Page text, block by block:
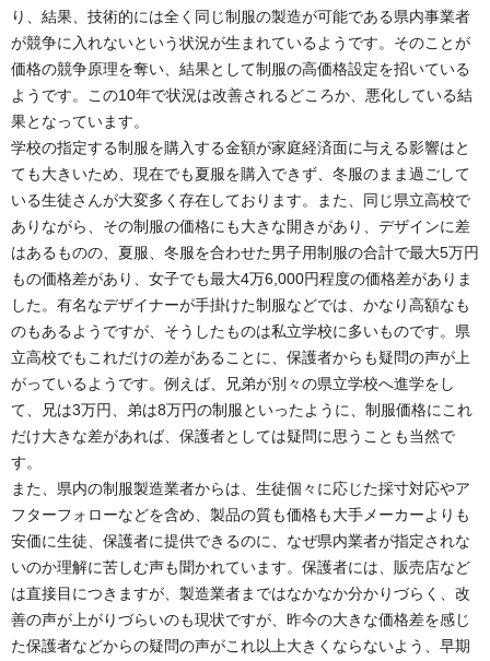
り、結果、技術的には全く同じ制服の製造が可能である県内事業者
が競争に入れないという状況が生まれているようです。そのことが
価格の競争原理を奪い、結果として制服の高価格設定を招いている
ようです。この10年で状況は改善されるどころか、悪化している結
果となっています。
学校の指定する制服を購入する金額が家庭経済面に与える影響はと
ても大きいため、現在でも夏服を購入できず、冬服のまま過ごして
いる生徒さんが大変多く存在しております。また、同じ県立高校で
ありながら、その制服の価格にも大きな開きがあり、デザインに差
はあるものの、夏服、冬服を合わせた男子用制服の合計で最大5万円
もの価格差があり、女子でも最大4万6,000円程度の価格差がありま
した。有名なデザイナーが手掛けた制服などでは、かなり高額なも
のもあるようですが、そうしたものは私立学校に多いものです。県
立高校でもこれだけの差があることに、保護者からも疑問の声が上
がっているようです。例えば、兄弟が別々の県立学校へ進学をし
て、兄は3万円、弟は8万円の制服といったように、制服価格にこれ
だけ大きな差があれば、保護者としては疑問に思うことも当然で
す。
また、県内の制服製造業者からは、生徒個々に応じた採寸対応やア
フターフォローなどを含め、製品の質も価格も大手メーカーよりも
安価に生徒、保護者に提供できるのに、なぜ県内業者が指定されな
いのか理解に苦しむ声も聞かれています。保護者には、販売店など
は直接目につきますが、製造業者まではなかなか分かりづらく、改
善の声が上がりづらいのも現状ですが、昨今の大きな価格差を感じ
た保護者などからの疑問の声がこれ以上大きくならないよう、早期